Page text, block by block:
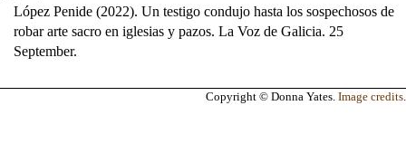
López Penide (2022). Un testigo condujo hasta los sospechosos de
robar arte sacro en iglesias y pazos. La Voz de Galicia. 25
September.
Copyright © Donna Yates. Image credits